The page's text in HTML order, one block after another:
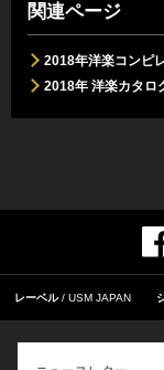
関連ページ
2018年洋楽コンピ
2018年 洋楽カタロ
レーベル USM JAPAN